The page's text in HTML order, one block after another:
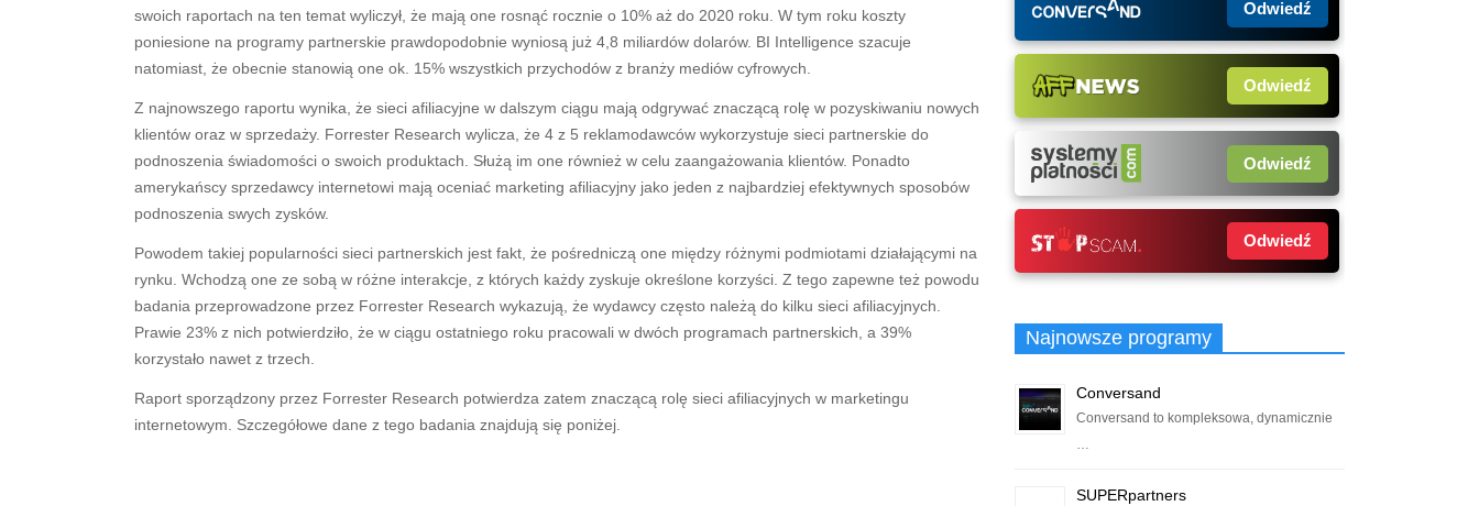
swoich raportach na ten temat wyliczył, że mają one rosnąć rocznie o 10% aż do 2020 roku. W tym roku koszty
poniesione na programy partnerskie prawdopodobnie wyniosą już 4,8 miliardów dolarów. BI Intelligence szacuje
natomiast, że obecnie stanowią one ok. 15% wszystkich przychodów z branży mediów cyfrowych.
Z najnowszego raportu wynika, że sieci afiliacyjne w dalszym ciągu mają odgrywać znaczącą rolę w pozyskiwaniu nowych
klientów oraz w sprzedaży. Forrester Research wylicza, że 4 z 5 reklamodawców wykorzystuje sieci partnerskie do
podnoszenia świadomości o swoich produktach. Służą im one również w celu zaangażowania klientów. Ponadto
amerykańscy sprzedawcy internetowi mają oceniać marketing afiliacyjny jako jeden z najbardziej efektywnych sposobów
podnoszenia swych zysków.
Powodem takiej popularności sieci partnerskich jest fakt, że pośredniczą one między różnymi podmiotami działającymi na
rynku. Wchodzą one ze sobą w różne interakcje, z których każdy zyskuje określone korzyści. Z tego zapewne też powodu
badania przeprowadzone przez Forrester Research wykazują, że wydawcy często należą do kilku sieci afiliacyjnych.
Prawie 23% z nich potwierdziło, że w ciągu ostatniego roku pracowali w dwóch programach partnerskich, a 39%
korzystało nawet z trzech.
Raport sporządzony przez Forrester Research potwierdza zatem znaczącą rolę sieci afiliacyjnych w marketingu
internetowym. Szczegółowe dane z tego badania znajdują się poniżej.
Odwiedź
Odwiedź
Odwiedź
Odwiedź
Najnowsze programy
Conversand
Conversand to kompleksowa, dynamicznie
…
SUPERpartners